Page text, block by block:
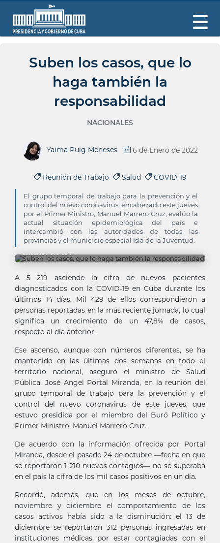
Suben los casos, que lo
haga también la
responsabilidad
NACIONALES
Yaima Puig Meneses 6 de Enero de 2022
Reunión de Trabajo Salud COVID-19
El grupo temporal de trabajo para la prevención y el
control del nuevo coronavirus, encabezado este jueves
por el Primer Ministro, Manuel Marrero Cruz, evalúo la
actual situación epidemiológica del país e
intercambió con las autoridades de todas las
provincias y el municipio especial Isla de la Juventud.
Estudios Revolución
A 5 219 asciende la cifra de nuevos pacientes
diagnosticados con la COVID-19 en Cuba durante los
últimos 14 días. Mil 429 de ellos correspondieron a
personas reportadas en la más reciente jornada, lo cual
significa un crecimiento de un 47,8% de casos,
respecto al día anterior.
Ese ascenso, aunque con números diferentes, se ha
mantenido en las últimas dos semanas en todo el
territorio nacional, aseguró el ministro de Salud
Pública, José Angel Portal Miranda, en la reunión del
grupo temporal de trabajo para la prevención y el
control del nuevo coronavirus de este jueves, que
estuvo presidida por el miembro del Buró Político y
Primer Ministro, Manuel Marrero Cruz.
De acuerdo con la información ofrecida por Portal
Miranda, desde el pasado 24 de octubre —fecha en que
se reportaron 1 210 nuevos contagios— no se superaba
en el país la cifra de los mil casos positivos en un día.
Recordó, además, que en los meses de octubre,
noviembre y diciembre el comportamiento de los
casos activos había sido a la disminución: el 13 de
diciembre se reportaron 312 personas ingresadas en
instituciones médicas por estar contagiadas con el